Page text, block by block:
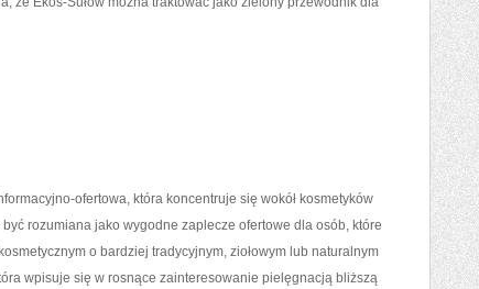
ofertowa, która koncentruje się wokół kosmetyków
rozumiana jako wygodne zaplecze ofertowe dla osób, które
o bardziej tradycyjnym, ziołowym lub naturalnym
wpisuje się w rosnące zainteresowanie pielęgnacją bliższą